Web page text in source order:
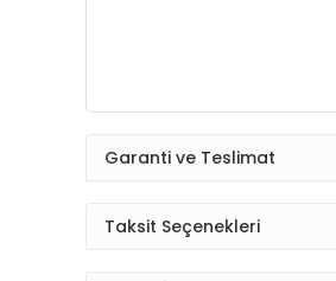
Garanti ve Teslimat
Taksit Seçenekleri